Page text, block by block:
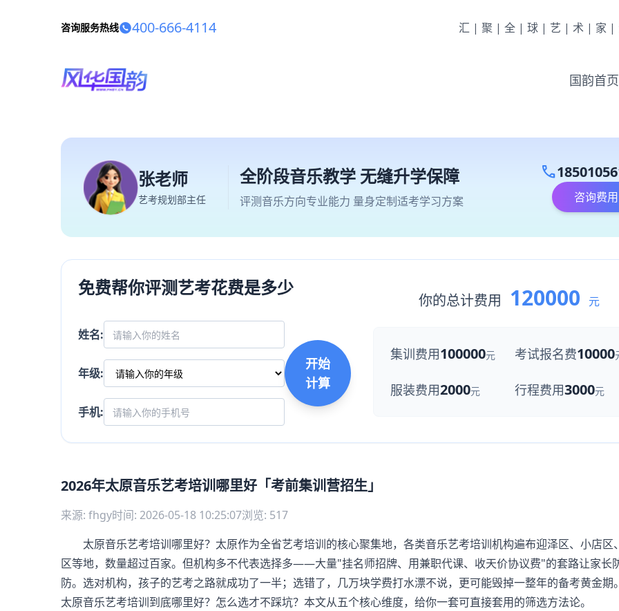
咨询服务热线 400-666-4114 汇|聚|全|球|艺|术|家|
国韵首页
张老师
艺考规划部主任
全阶段音乐教学 无缝升学保障
评测音乐方向专业能力 量身定制适考学习方案
call
咨询费用
免费帮你评测艺考花费是多少
姓名:
年级:
手机:
开始
计算
你的总计费用 120000 元
集训费用100000元 考试报名费10000
服装费用2000元 行程费用3000元
2026年太原音乐艺考培训哪里好「考前集训营招生」
来源: fhgy时间: 2026-05-18 10:25:07浏览: 517
太原音乐艺考培训哪里好？太原作为全省艺考培训的核心聚集地，各类音乐艺考培训机构遍布迎泽区、小店区
区等地，数量超过百家。但机构多不代表选择多——大量"挂名师招牌、用兼职代课、收天价协议费"的套路让家长
防。选对机构，孩子的艺考之路就成功了一半；选错了，几万块学费打水漂不说，更可能毁掉一整年的备考黄金期
太原音乐艺考培训到底哪里好？怎么选才不踩坑？本文从五个核心维度，给你一套可直接套用的筛选方法论。